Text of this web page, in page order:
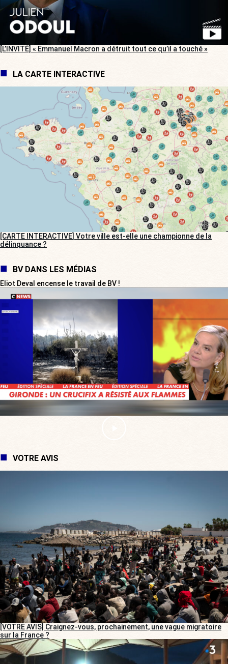
[L’INVITÉ] « Emmanuel Macron a détruit tout ce qu’il a touché »
LA CARTE INTERACTIVE
[CARTE INTERACTIVE] Votre ville est-elle une championne de la
délinquance ?
BV DANS LES MÉDIAS
Eliot Deval encense le travail de BV !
VOTRE AVIS
[VOTRE AVIS] Craignez-vous, prochainement, une vague migratoire
sur la France ?